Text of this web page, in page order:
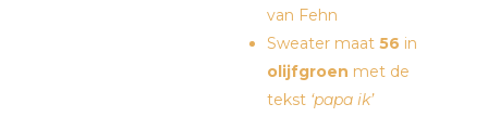
van Fehn
Sweater maat56 in
olijfgroen met de
tekst ‘papa ik’